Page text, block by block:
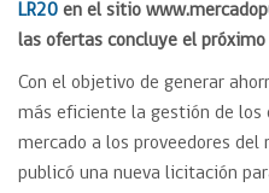
LR20 en el sitio
las ofertas concluye el
Con el objetivo de generar
más eficiente la gestión de los
mercado a los proveedores del
publicó una nueva licitación